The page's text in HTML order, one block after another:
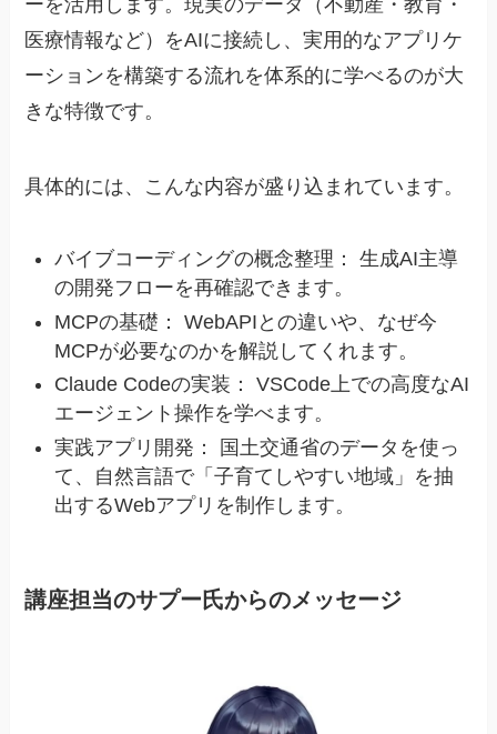
ーを活用します。現実のデータ（不動産・教育・
医療情報など）をAIに接続し、実用的なアプリケ
ーションを構築する流れを体系的に学べるのが大
きな特徴です。
具体的には、こんな内容が盛り込まれています。
バイブコーディングの概念整理： 生成AI主導
の開発フローを再確認できます。
MCPの基礎： WebAPIとの違いや、なぜ今
MCPが必要なのかを解説してくれます。
Claude Codeの実装： VSCode上での高度なAI
エージェント操作を学べます。
実践アプリ開発： 国土交通省のデータを使っ
て、自然言語で「子育てしやすい地域」を抽
出するWebアプリを制作します。
講座担当のサプー氏からのメッセージ